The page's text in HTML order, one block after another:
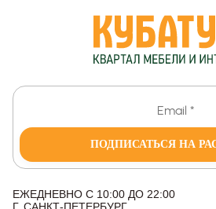
ПОДПИСАТЬСЯ НА
ЕЖЕДНЕВНО С 10:00 ДО 22:00